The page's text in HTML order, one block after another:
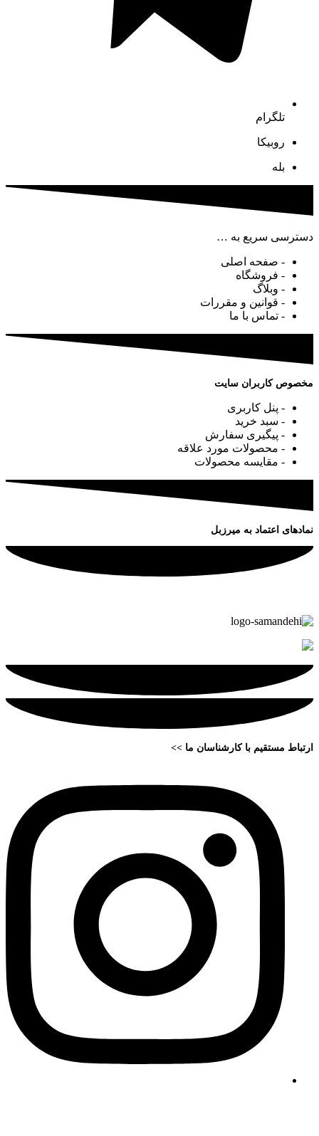
تلگرام
روبیکا
بله
دسترسی سریع به …
- صفحه اصلی
- فروشگاه
- وبلاگ
- قوانین و مقررات
- تماس با ما
مخصوص کاربران سایت
- پنل کاربری
- سبد خرید
- پیگیری سفارش
- محصولات مورد علاقه
- مقایسه محصولات
نمادهای اعتماد به میرزبل
ارتباط مستقیم با کارشناسان ما >>